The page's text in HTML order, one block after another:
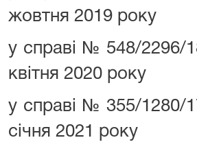
жовтня 2019 року
у справі № 548/2296/
квітня 2020 року
у справі № 355/1280/
січня 2021 року